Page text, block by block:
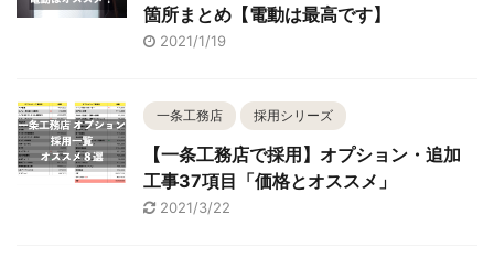
箇所まとめ【電動は最高です】
2021/1/19
一条工務店 採用シリーズ
【一条工務店で採用】オプション・追加
工事37項目「価格とオススメ」
2021/3/22